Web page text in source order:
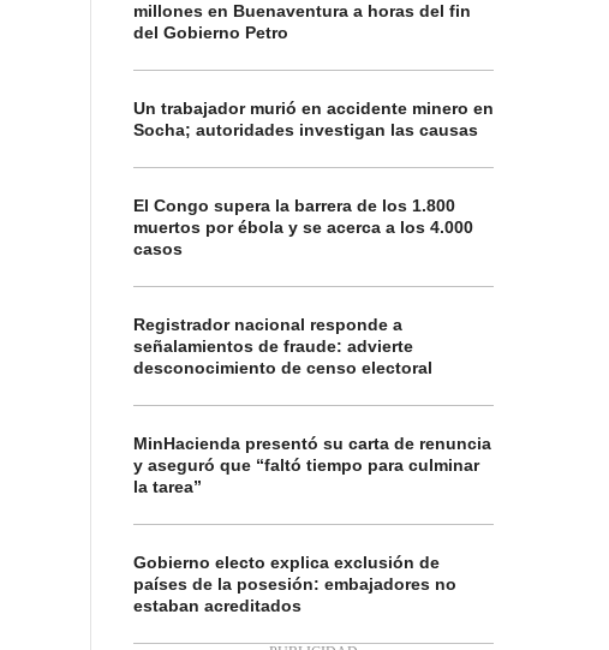
millones en Buenaventura a horas del fin
del Gobierno Petro
Un trabajador murió en accidente minero en
Socha; autoridades investigan las causas
El Congo supera la barrera de los 1.800
muertos por ébola y se acerca a los 4.000
casos
Registrador nacional responde a
señalamientos de fraude: advierte
desconocimiento de censo electoral
MinHacienda presentó su carta de renuncia
y aseguró que “faltó tiempo para culminar
la tarea”
Gobierno electo explica exclusión de
países de la posesión: embajadores no
estaban acreditados